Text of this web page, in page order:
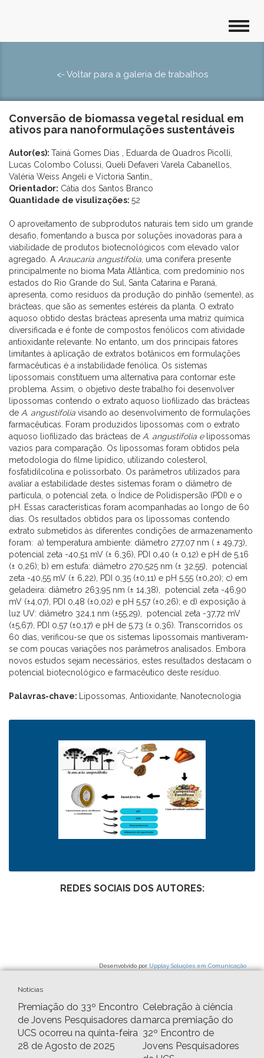
<- Voltar para a galeria de trabalhos
Conversão de biomassa vegetal residual em
ativos para nanoformulações sustentáveis
Autor(es): Tainá Gomes Dias , Eduarda de Quadros Picolli,
Lucas Colombo Colussi, Queli Defaveri Varela Cabanellos,
Valéria Weiss Angeli e Victoria Santin,,
Orientador: Cátia dos Santos Branco
Quantidade de visulizações: 52
O aproveitamento de subprodutos naturais tem sido um grande
desafio, fomentando a busca por soluções inovadoras para a
viabilidade de produtos biotecnológicos com elevado valor
agregado. A Araucaria angustifolia , uma conífera presente
principalmente no bioma Mata Atlântica, com predomínio nos
estados do Rio Grande do Sul, Santa Catarina e Paraná,
apresenta, como resíduos da produção do pinhão (semente), as
brácteas, que são as sementes estéreis da planta. O extrato
aquoso obtido destas brácteas apresenta uma matriz química
diversificada e é fonte de compostos fenólicos com atividade
antioxidante relevante. No entanto, um dos principais fatores
limitantes à aplicação de extratos botânicos em formulações
farmacêuticas é a instabilidade fenólica. Os sistemas
lipossomais constituem uma alternativa para contornar este
problema. Assim, o objetivo deste trabalho foi desenvolver
lipossomas contendo o extrato aquoso liofilizado das brácteas
de A. angustifolia visando ao desenvolvimento de formulações
farmacêuticas. Foram produzidos lipossomas com o extrato
aquoso liofilizado das brácteas de A. angustifolia e lipossomas
vazios para comparação. Os lipossomas foram obtidos pela
metodologia do filme lipídico, utilizando colesterol,
fosfatidilcolina e polissorbato. Os parâmetros utilizados para
avaliar a estabilidade destes sistemas foram o diâmetro de
partícula, o potencial zeta, o Índice de Polidispersão (PDI) e o
pH. Essas características foram acompanhadas ao longo de 60
dias. Os resultados obtidos para os lipossomas contendo
extrato submetidos às diferentes condições de armazenamento
foram: a) temperatura ambiente: diâmetro 277,07 nm ( ± 49,73),
potencial zeta -40,51 mV (± 6,36), PDI 0,40 (± 0,12) e pH de 5,16
(± 0,26); b) em estufa: diâmetro 270,525 nm (± 32,55), potencial
zeta -40,55 mV (± 6,22), PDI 0,35 (±0,11) e pH 5,55 (±0,20); c) em
geladeira: diâmetro 263,95 nm (± 14,38), potencial zeta -46,90
mV (±4,07), PDI 0,48 (±0,02) e pH 5,57 (±0,26); e d) exposição à
luz UV: diâmetro 324,1 nm (±55,29), potencial zeta -37,72 mV
(±5,67), PDI 0,57 (±0,17) e pH de 5,73 (± 0,36). Transcorridos os
60 dias, verificou-se que os sistemas lipossomais mantiveram-
se com poucas variações nos parâmetros analisados. Embora
novos estudos sejam necessários, estes resultados destacam o
potencial biotecnológico e farmacêutico deste resíduo.
Palavras-chave: Lipossomas, Antioxidante, Nanotecnologia
REDES SOCIAIS DOS AUTORES:
Desenvolvido por Upplay Soluções em Comunicação
Notícias
Premiação do 33º Encontro
de Jovens Pesquisadores da
UCS ocorreu na quinta-feira
28 de Agosto de 2025
Celebração à ciência
marca premiação do
32º Encontro de
Jovens Pesquisadores